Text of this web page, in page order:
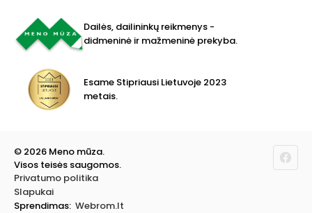
Molbertai
Keramikams ir skulptoriams
FIMO modelinas
Mokyklinės ir biuro prekės
Vokai
Rėmai ir rėminimas
Parduotuvės
Dailės, dailininkų reikmenys -
didmeninė ir mažmeninė prekyba.
Esame Stipriausi Lietuvoje 2023
metais.
© 2026 Meno mūza.
Visos teisės saugomos.
Privatumo politika
Slapukai
Sprendimas: Webrom.lt